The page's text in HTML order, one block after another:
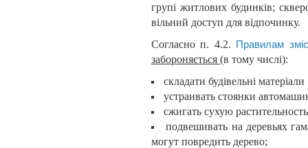
групі житлових будинків;
вільний доступ для відпочинку.
Согласно п. 4.2.
Правилам
забороняється (в тому числі):
складати будівельні
устраивать стоянки
сжигать сухую
подвешивать на деревьях
могут повредить дерево;